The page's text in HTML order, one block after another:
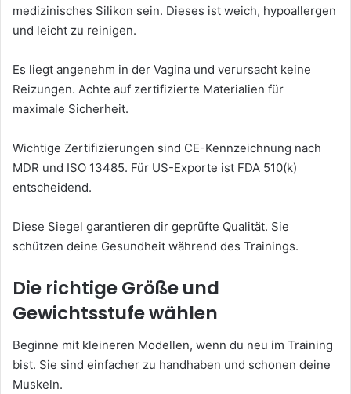
medizinisches Silikon sein. Dieses ist weich, hypoallergen
und leicht zu reinigen.
Es liegt angenehm in der Vagina und verursacht keine
Reizungen. Achte auf zertifizierte Materialien für
maximale Sicherheit.
Wichtige Zertifizierungen sind CE-Kennzeichnung nach
MDR und ISO 13485. Für US-Exporte ist FDA 510(k)
entscheidend.
Diese Siegel garantieren dir geprüfte Qualität. Sie
schützen deine Gesundheit während des Trainings.
Die richtige Größe und
Gewichtsstufe wählen
Beginne mit kleineren Modellen, wenn du neu im Training
bist. Sie sind einfacher zu handhaben und schonen deine
Muskeln.